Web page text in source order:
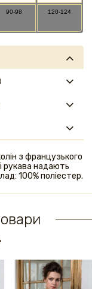
90-98 120-124
з французького
рукава надають
100% поліестер.